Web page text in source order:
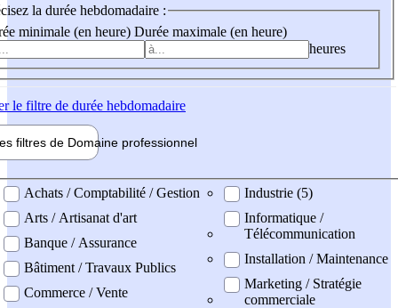
la durée hebdomadaire :
minimale (en heure) Durée maximale (en heure)
heures
le filtre de durée hebdomadaire
filtres de Domaine professionnel
professionel
Achats / Comptabilité / Gestion
Arts / Artisanat d'art
Banque / Assurance
Bâtiment / Travaux Publics
Commerce / Vente
Industrie (5)
Informatique /
Télécommunication
Installation / Maintenance
Marketing / Stratégie
commerciale